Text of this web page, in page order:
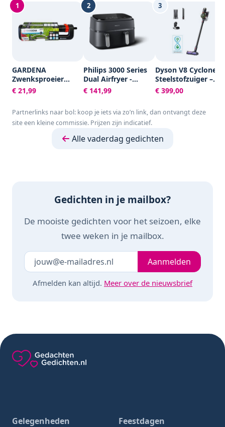
1
GARDENA
Zwenksproeier
Aqua S -
Tuinsproeier - 90 tot
€ 21,99
2
Philips 3000 Series
Dual Airfryer -
NA351/00 - Dubbele
Mand - 9L - Tot 6
Zwart/Zilver
€ 141,99
3
Dyson V8 Cyclone –
Steelstofzuiger –
150AW – 60 min
€ 399,00
Partnerlinks naar bol: koop je iets via zo’n link, dan ontvangt deze
site een kleine commissie. Prijzen zijn indicatief.
Alle vaderdag gedichten
Gedichten in je mailbox?
De mooiste gedichten voor het seizoen, elke
twee weken in je mailbox.
Laat dit veld leeg Je e-mailadresAanmelden
Afmelden kan altijd. Meer over de nieuwsbrief
Gelegenheden
Feestdagen